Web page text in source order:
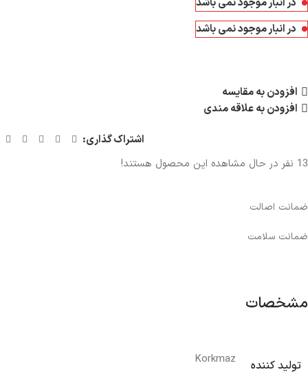
در انبار موجود نمی باشد
در انبار موجود نمی باشد
افزودن به مقایسه
افزودن به علاقه مندی
اشتراک گذاری:
13 نفر در حال مشاهده این محصول هستند!
ضمانت اصالت
ضمانت سلامت
مشخصات
تولید کننده Korkmaz